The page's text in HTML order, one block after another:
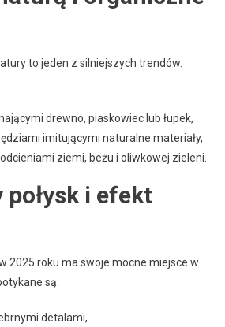
to jeden z silniejszych trendów.
drewno, piaskowiec lub łupek,
imitującymi naturalne materiały,
ziemi, beżu i oliwkowej zieleni.
połysk i efekt
2025 roku ma swoje mocne miejsce w
są:
detalami,